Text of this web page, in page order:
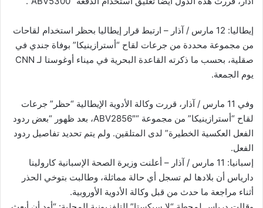
إيطاليا: 12 مارس / آذار – ارتبط قرار إيطاليا بحظر استخدام لقاحات
من مجموعة محددة من جرعات لقاح “أسترازينيكا” بوفاة جندي في
صقلية، بحسب ما ذكرته القاعدة البحرية في ميناء أوغوستا لـ CNN
يوم الجمعة.
وفي 11 مارس / آذار، قررت وكالة الأدوية الإيطالية “حظر” جرعات
لقاح “أسترازينيكا” من مجموعة “ABV2856″، بعد ظهور “بعض ردود
الفعل العكسية الخطيرة” لدى المتلقين. ولم يتم تحديد تفاصيل ردود
الفعل.
إسبانيا: 11 مارس / آذار – أعلنت وزيرة الصحة الإسبانية كارولينا
دارياس أن بلادها لم تسجل أي حالة مماثلة، وطالبت بتوخي الحذر
أثناء مراجعة ما حدث من قبل وكالة الأدوية الأوروبية.